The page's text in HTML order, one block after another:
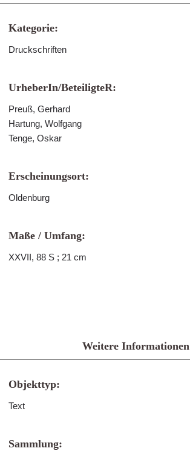
Kategorie:
Druckschriften
UrheberIn/BeteiligteR:
Preuß, Gerhard
Hartung, Wolfgang
Tenge, Oskar
Erscheinungsort:
Oldenburg
Maße / Umfang:
XXVII, 88 S ; 21 cm
Weitere Informationen
Objekttyp:
Text
Sammlung: